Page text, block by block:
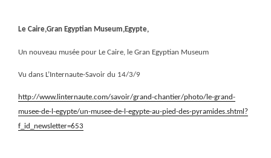
Le Caire,Gran Egyptian Museum,Egypte,
Un nouveau musée pour Le Caire, le Gran Egyptian Museum
Vu dans L’Internaute-Savoir du 14/3/9
http://www.linternaute.com/savoir/grand-chantier/photo/le-grand-
musee-de-l-egypte/un-musee-de-l-egypte-au-pied-des-pyramides.shtml?
f_id_newsletter=653